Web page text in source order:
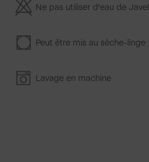
Ne pas utiliser d'eau de Javel
Peut être mis au sèche-linge
Lavage en machine